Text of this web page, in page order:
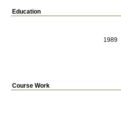
Education
1989
Course Work